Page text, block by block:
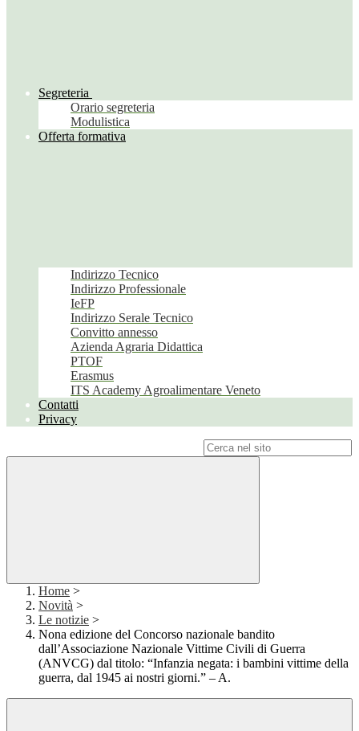
Segreteria
Orario segreteria
Modulistica
Offerta formativa
Indirizzo Tecnico
Indirizzo Professionale
IeFP
Indirizzo Serale Tecnico
Convitto annesso
Azienda Agraria Didattica
PTOF
Erasmus
ITS Academy Agroalimentare Veneto
Contatti
Privacy
Home >
Novità >
Le notizie >
Nona edizione del Concorso nazionale bandito
dall’Associazione Nazionale Vittime Civili di Guerra
(ANVCG) dal titolo: “Infanzia negata: i bambini vittime della
guerra, dal 1945 ai nostri giorni.” – A.